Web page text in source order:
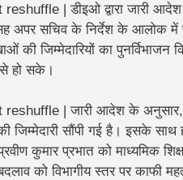
| डीइओ द्वारा जारी आदेश
सचिव के निर्देश के आलोक में
की जिम्मेदारियों का
हो सके।
| जारी आदेश के अनुसार,
सौंपी गई है। इसके साथ
कुमार प्रभात को माध्यमिक
को विभागीय स्तर पर काफी